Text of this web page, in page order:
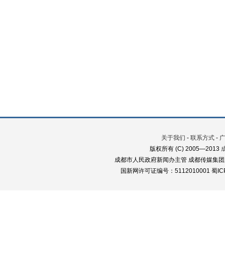
关于我们 - 联系方式 -
版权所有 (C) 2005—2013
成都市人民政府新闻办主管 成都传媒集
国新网许可证编号：5112010001 蜀